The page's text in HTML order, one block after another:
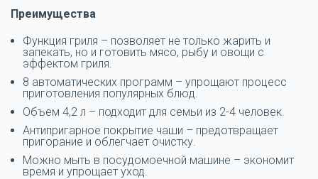
Преимущества
Функция гриля – позволяет не только жарить и
запекать, но и готовить мясо, рыбу и овощи с
эффектом гриля.
8 автоматических программ – упрощают процесс
приготовления популярных блюд.
Объем 4,2 л – подходит для семьи из 2-4 человек.
Антипригарное покрытие чаши – предотвращает
пригорание и облегчает очистку.
Можно мыть в посудомоечной машине – экономит
время и упрощает уход.